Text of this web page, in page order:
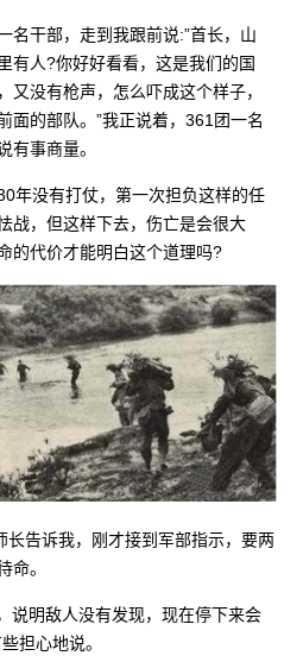
名干部，走到我跟前说:”首长，山
有人?你好好看看，这是我们的国
又没有枪声，怎么吓成这个样子，
面的部队。”我正说着，361团一名
有事商量。
年没有打仗，第一次担负这样的任
战，但这样下去，伤亡是会很大
的代价才能明白这个道理吗?
长告诉我，刚才接到军部指示，要两
命。
说明敌人没有发现，现在停下来会
担心地说。